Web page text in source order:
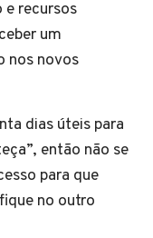
e recursos
um
nos novos
dias úteis para
então não se
para que
no outro